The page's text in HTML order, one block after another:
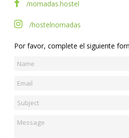
/nomadas.hostel
/hostelnomadas
Por favor, complete el siguiente